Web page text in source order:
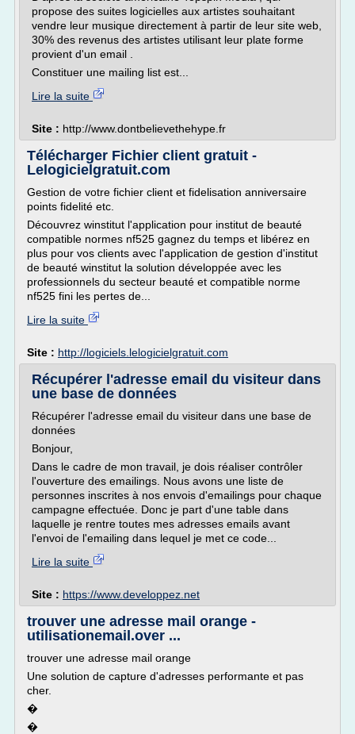
propose des suites logicielles aux artistes souhaitant
vendre leur musique directement à partir de leur site web,
30% des revenus des artistes utilisant leur plate forme
provient d'un email .
Constituer une mailing list est...
Lire la suite
Site : http://www.dontbelievethehype.fr
Télécharger Fichier client gratuit -
Lelogicielgratuit.com
Gestion de votre fichier client et fidelisation anniversaire
points fidelité etc.
Découvrez winstitut l'application pour institut de beauté
compatible normes nf525 gagnez du temps et libérez en
plus pour vos clients avec l'application de gestion d'institut
de beauté winstitut la solution développée avec les
professionnels du secteur beauté et compatible norme
nf525 fini les pertes de...
Lire la suite
Site : http://logiciels.lelogicielgratuit.com
Récupérer l'adresse email du visiteur dans
une base de données
Récupérer l'adresse email du visiteur dans une base de
données
Bonjour,
Dans le cadre de mon travail, je dois réaliser contrôler
l'ouverture des emailings. Nous avons une liste de
personnes inscrites à nos envois d'emailings pour chaque
campagne effectuée. Donc je part d'une table dans
laquelle je rentre toutes mes adresses emails avant
l'envoi de l'emailing dans lequel je met ce code...
Lire la suite
Site : https://www.developpez.net
trouver une adresse mail orange -
utilisationemail.over ...
trouver une adresse mail orange
Une solution de capture d'adresses performante et pas
cher.
�
�